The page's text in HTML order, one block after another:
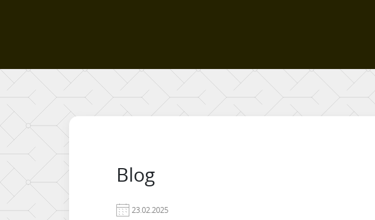
Blog
23.02.2025